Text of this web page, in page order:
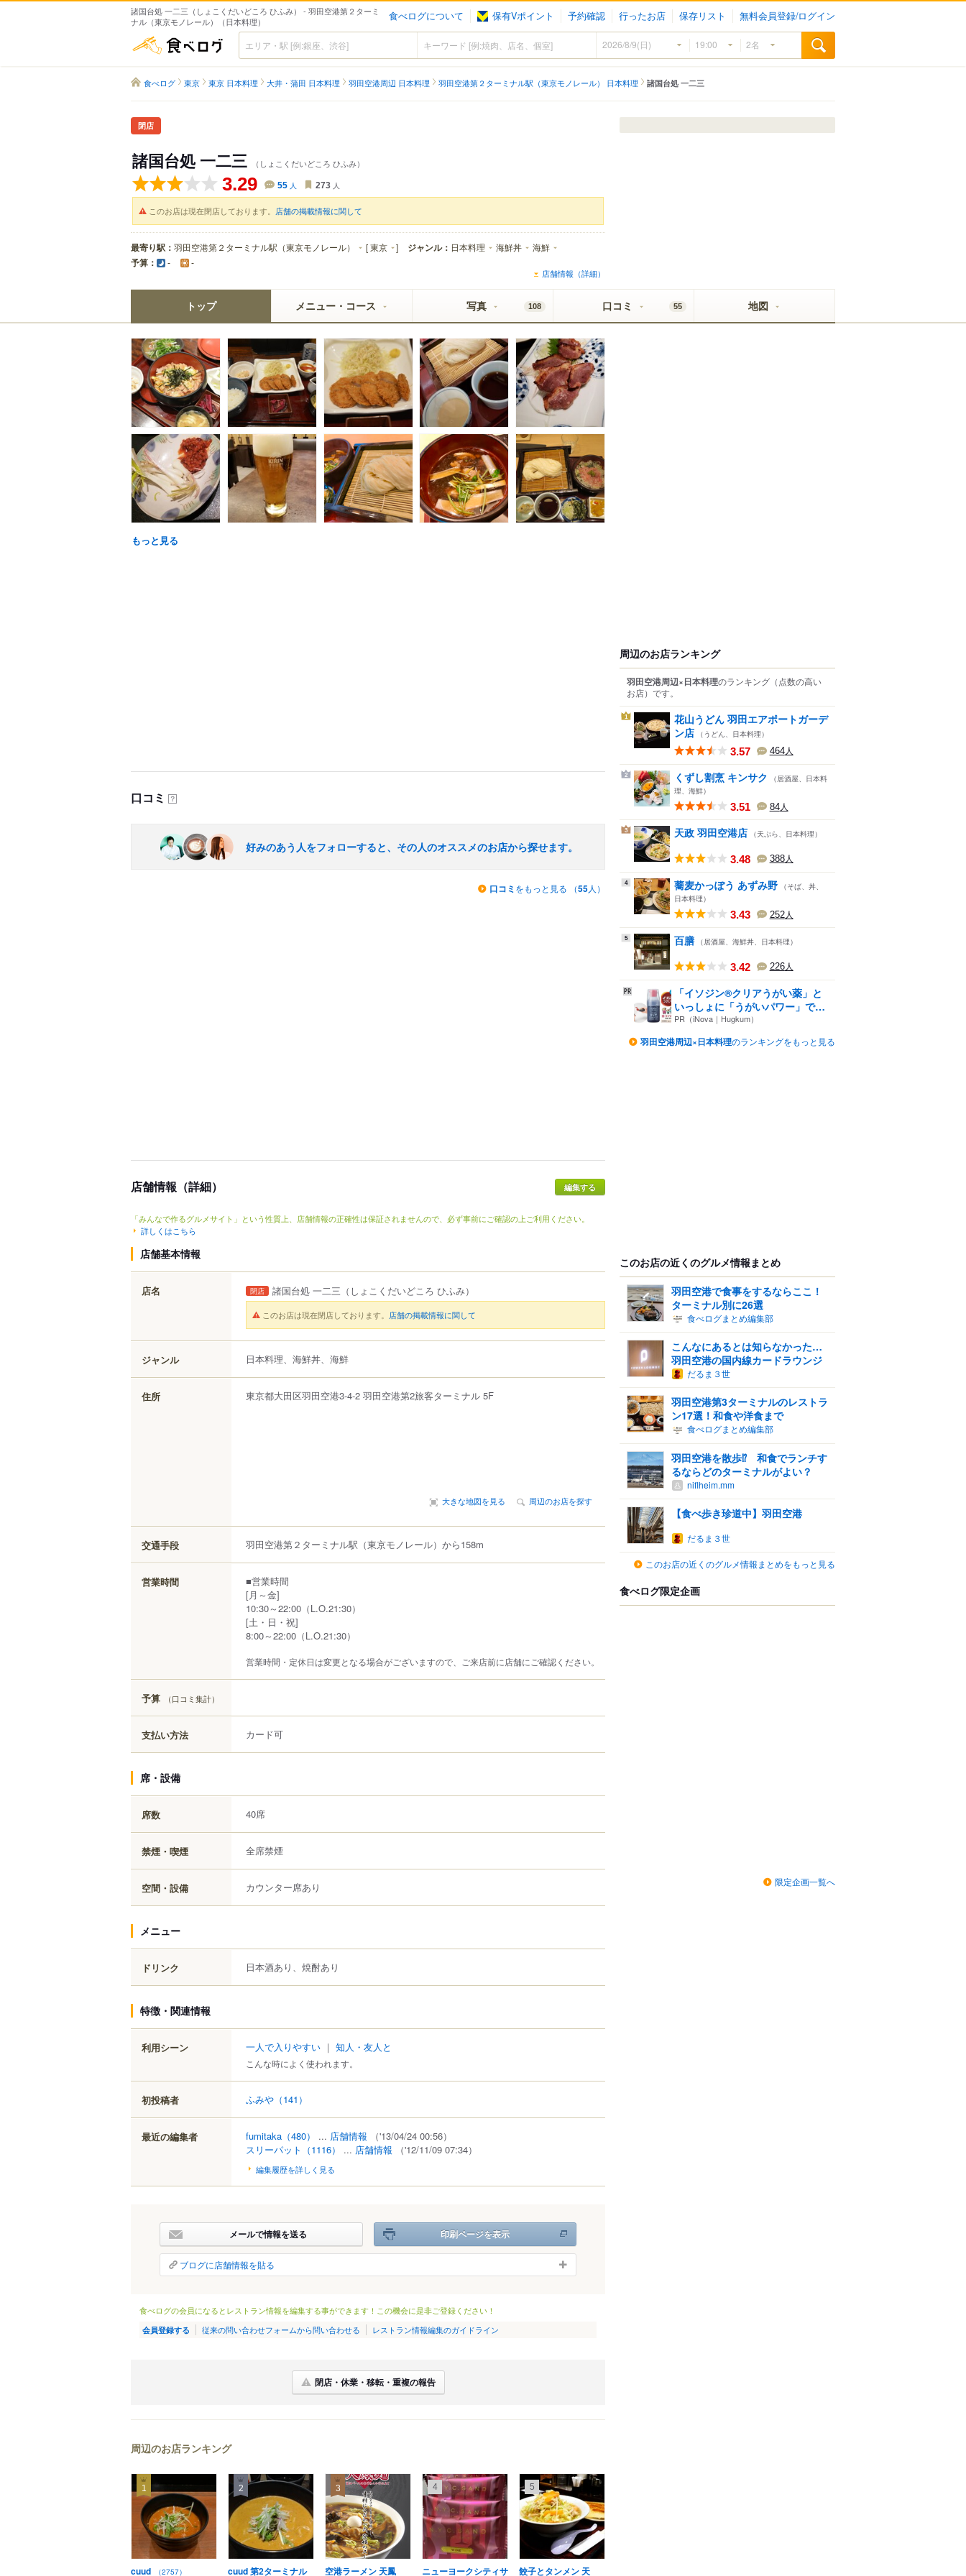
諸国台処 一二三（しょこくだいどころ ひふみ） - 羽田空港第２ターミ
ナル（東京モノレール）（日本料理）
食べログについて 保有Vポイント 予約確認 行ったお店 保存リスト 無料会員登録/ログイン
食べログ
食べログ 東京 東京 日本料理 大井・蒲田 日本料理 羽田空港周辺 日本料理 羽田空港第２ターミナル駅（東京モノレール） 日本料理 諸国台処 一二三
閉店
諸国台処 一二三 （しょこくだいどころ ひふみ）
3.29 55 人 273 人
このお店は現在閉店しております。 店舗の掲載情報に関して
最寄り駅： 羽田空港第２ターミナル駅（東京モノレール） [東京 ] ジャンル： 日本料理 海鮮丼 海鮮
予算： - -
店舗情報（詳細）
トップ メニュー・コース 写真 108 口コミ 55 地図
もっと見る
口コミ ？
好みのあう人をフォローすると、その人のオススメのお店から探せます。
口コミ をもっと見る （55人）
店舗情報（詳細） 編集する
「みんなで作るグルメサイト」という性質上、店舗情報の正確性は保証されませんので、必ず事前にご確認の上ご利用ください。
詳しくはこちら
店舗基本情報
店名 閉店 諸国台処 一二三 （しょこくだいどころ ひふみ）
このお店は現在閉店しております。 店舗の掲載情報に関して
ジャンル 日本料理、海鮮丼、海鮮
住所 東京都大田区羽田空港3-4-2 羽田空港第2旅客ターミナル 5F
大きな地図を見る 周辺のお店を探す
交通手段 羽田空港第２ターミナル駅（東京モノレール）から158m
営業時間
■営業時間
[月～金]
10:30～22:00（L.O.21:30）
[土・日・祝]
8:00～22:00（L.O.21:30）
営業時間・定休日は変更となる場合がございますので、ご来店前に店舗にご確認ください。
予算 （口コミ集計）
支払い方法 カード可
席・設備
席数 40席
禁煙・喫煙 全席禁煙
空間・設備 カウンター席あり
メニュー
ドリンク 日本酒あり、焼酎あり
特徴・関連情報
利用シーン 一人で入りやすい ｜ 知人・友人と
こんな時によく使われます。
初投稿者 ふみや （141）
最近の編集者 fumitaka （480） ... 店舗情報
（'13/04/24 00:56）
スリーパット （1116） ... 店舗情報 （'12/11/09 07:34）
編集履歴を詳しく見る
メールで情報を送る 印刷ページを表示
ブログに店舗情報を貼る
食べログの会員になるとレストラン情報を編集する事ができます！この機会に是非ご登録ください！
会員登録する 従来の問い合わせフォームから問い合わせる レストラン情報編集のガイドライン
閉店・休業・移転・重複の報告
周辺のお店ランキング
1
cuud （2757）
2
cuud 第2ターミナル
3
空港ラーメン 天鳳
4
ニューヨークシティサ
5
餃子とタンメン 天
周辺のお店ランキング
羽田空港周辺×日本料理のランキング （点数の高い
お店） です。
1
花山うどん 羽田エアポートガーデ
ン店 （うどん、日本料理）
3.57 464人
2 くずし割烹 キンサク
（居酒屋、日本料
理、海鮮）
3.51 84人
3 天政 羽田空港店 （天ぷら、日本料理）
3.48 388人
4 蕎麦かっぽう あずみ野 （そば、丼、
日本料理）
3.43 252人
5 百膳 （居酒屋、海鮮丼、日本料理）
3.42 226人
「イソジン®クリアうがい薬」と
いっしょに「うがいパワー」で
一...
PR（iNova｜Hugkum）
羽田空港周辺×日本料理のランキングをもっと見る
このお店の近くのグルメ情報まとめ
羽田空港で食事をするならここ！
ターミナル別に26選
食べログまとめ編集部
こんなにあるとは知らなかった…
羽田空港の国内線カードラウンジ
だるま３世
羽田空港第3ターミナルのレストラ
ン17選！和食や洋食まで
食べログまとめ編集部
羽田空港を散歩⁉ 和食でランチす
るならどのターミナルがよい？
niflheim.mm
【食べ歩き珍道中】羽田空港
だるま３世
このお店の近くのグルメ情報まとめをもっと見る
食べログ限定企画
限定企画一覧へ